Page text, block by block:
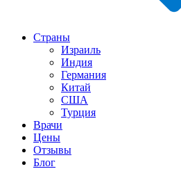
Страны
Израиль
Индия
Германия
Китай
США
Турция
Врачи
Цены
Отзывы
Блог